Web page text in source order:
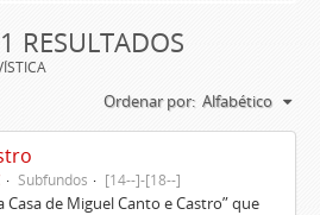
RESULTADOS
Ordenar por: Alfabético
Subfundos [14--]-[18--]
de Miguel Canto e Castro” que